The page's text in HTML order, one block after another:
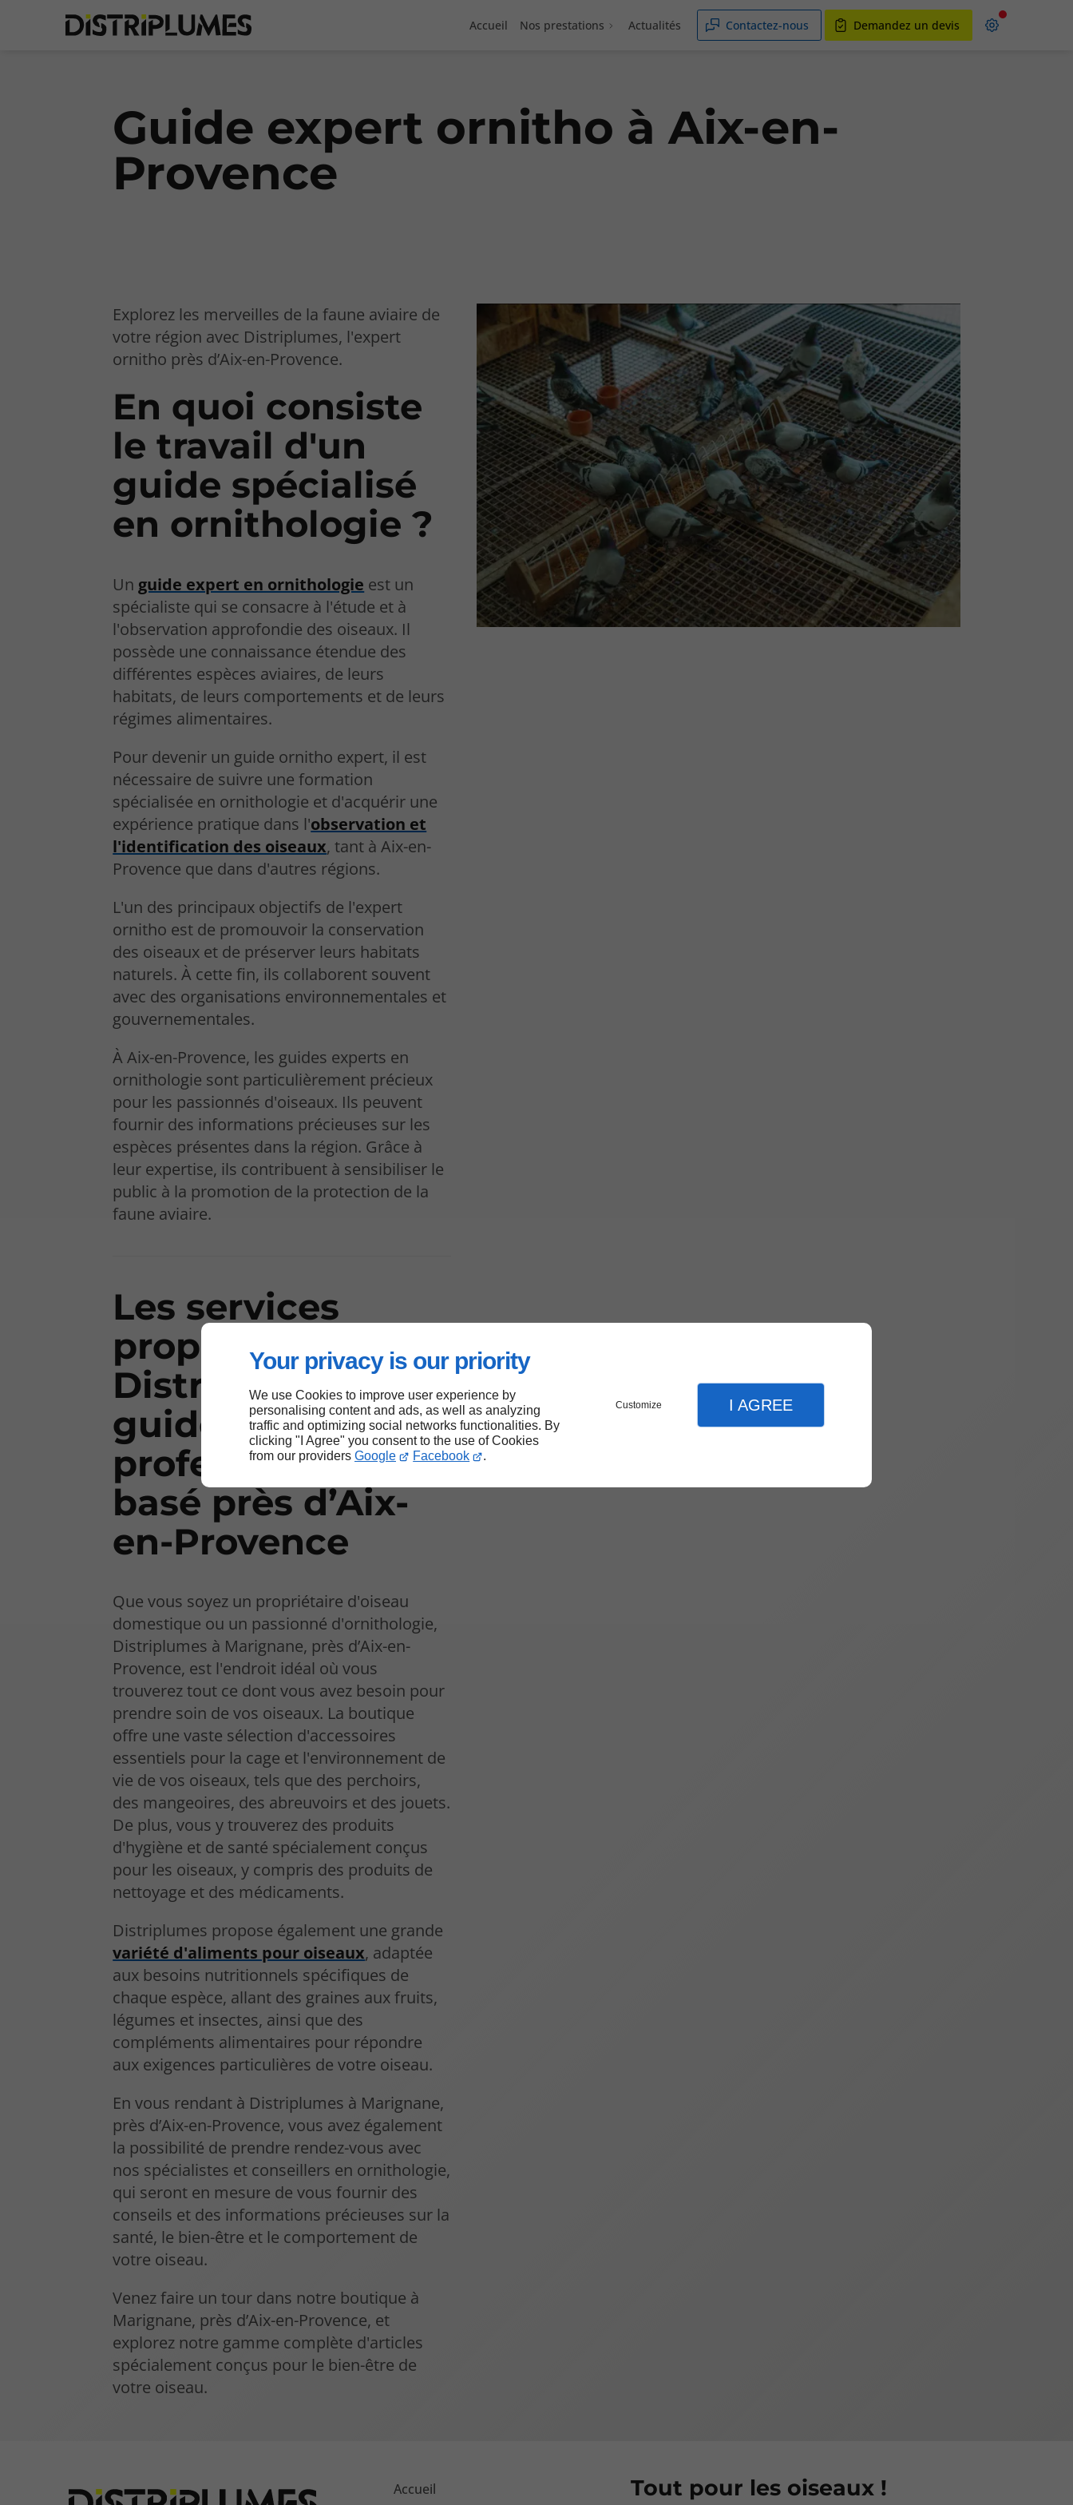
Your privacy is our priority
We use Cookies to improve user experience by
personalising content and ads, as well as analyzing
traffic and optimizing social networks functionalities. By
clicking "I Agree" you consent to the use of Cookies
from our providers Google Facebook .
Customize I AGREE
Accueil Nos prestations Actualités Contactez-nous Demandez un devis
Guide expert ornitho à Aix-en-
Provence
Explorez les merveilles de la faune aviaire de
votre région avec Distriplumes, l'expert
ornitho près d’Aix-en-Provence.
En quoi consiste
le travail d'un
guide spécialisé
en ornithologie ?
Un guide expert en ornithologie est un
spécialiste qui se consacre à l'étude et à
l'observation approfondie des oiseaux. Il
possède une connaissance étendue des
différentes espèces aviaires, de leurs
habitats, de leurs comportements et de leurs
régimes alimentaires.
Pour devenir un guide ornitho expert, il est
nécessaire de suivre une formation
spécialisée en ornithologie et d'acquérir une
expérience pratique dans l'observation et
l'identification des oiseaux, tant à Aix-en-
Provence que dans d'autres régions.
L'un des principaux objectifs de l'expert
ornitho est de promouvoir la conservation
des oiseaux et de préserver leurs habitats
naturels. À cette fin, ils collaborent souvent
avec des organisations environnementales et
gouvernementales.
À Aix-en-Provence, les guides experts en
ornithologie sont particulièrement précieux
pour les passionnés d'oiseaux. Ils peuvent
fournir des informations précieuses sur les
espèces présentes dans la région. Grâce à
leur expertise, ils contribuent à sensibiliser le
public à la promotion de la protection de la
faune aviaire.
Les services
proposés par
Distriplumes,
guide ornitho
professionnel
basé près d’Aix-
en-Provence
Que vous soyez un propriétaire d'oiseau
domestique ou un passionné d'ornithologie,
Distriplumes à Marignane, près d’Aix-en-
Provence, est l'endroit idéal où vous
trouverez tout ce dont vous avez besoin pour
prendre soin de vos oiseaux. La boutique
offre une vaste sélection d'accessoires
essentiels pour la cage et l'environnement de
vie de vos oiseaux, tels que des perchoirs,
des mangeoires, des abreuvoirs et des jouets.
De plus, vous y trouverez des produits
d'hygiène et de santé spécialement conçus
pour les oiseaux, y compris des produits de
nettoyage et des médicaments.
Distriplumes propose également une grande
variété d'aliments pour oiseaux, adaptée
aux besoins nutritionnels spécifiques de
chaque espèce, allant des graines aux fruits,
légumes et insectes, ainsi que des
compléments alimentaires pour répondre
aux exigences particulières de votre oiseau.
En vous rendant à Distriplumes à Marignane,
près d’Aix-en-Provence, vous avez également
la possibilité de prendre rendez-vous avec
nos spécialistes et conseillers en ornithologie,
qui seront en mesure de vous fournir des
conseils et des informations précieuses sur la
santé, le bien-être et le comportement de
votre oiseau.
Venez faire un tour dans notre boutique à
Marignane, près d’Aix-en-Provence, et
explorez notre gamme complète d'articles
spécialement conçus pour le bien-être de
votre oiseau.
Accueil Tout pour les oiseaux !